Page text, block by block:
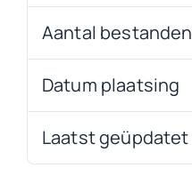
Aantal bestanden
Datum plaatsing
Laatst geüpdatet